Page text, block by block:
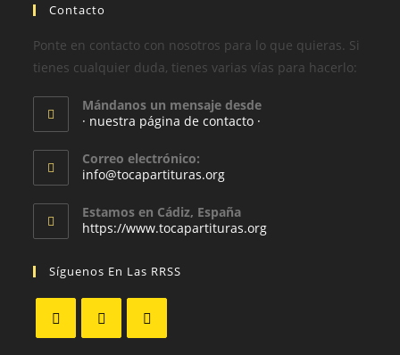
Contacto
Ponte en contacto con nosotros para lo que quieras. Si
tienes cualquier duda, tienes varias vías para hacerlo:
Mándanos un mensaje desde
· nuestra página de contacto ·
Correo electrónico:
info@tocapartituras.org
Estamos en Cádiz, España
https://www.tocapartituras.org
Síguenos En Las RRSS